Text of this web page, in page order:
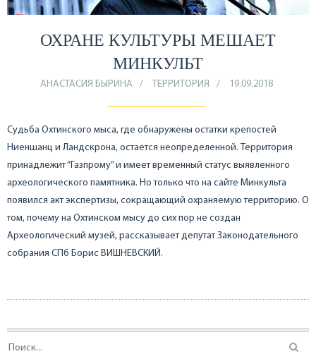
ОХРАНЕ КУЛЬТУРЫ МЕШАЕТ
МИНКУЛЬТ
АНАСТАСИЯ БЫРИНА ТЕРРИТОРИЯ 19.09.2018
Судьба Охтинского мыса, где обнаружены остатки крепостей
Ниеншанц и Ландскрона, остается неопределенной. Территория
принадлежит “Газпрому” и имеет временный статус выявленного
археологического памятника. Но только что на сайте Минкульта
появился акт экспертизы, сокращающий охраняемую территорию. О
том, почему на Охтинском мысу до сих пор не создан
Археологический музей, рассказывает депутат Законодательного
собрания СПб Борис ВИШНЕВСКИЙ.